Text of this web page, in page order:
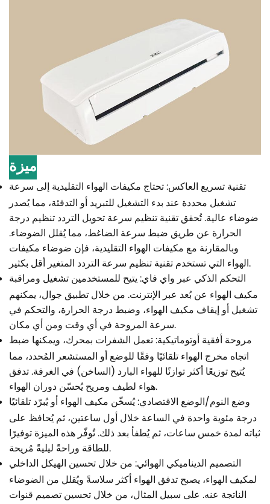
ميزة
تقنية تسريع العاكس: تحتاج مكيفات الهواء التقليدية إلى سرعة
تشغيل محددة عند بدء التشغيل للتبريد أو التدفئة، مما يُصدر
ضوضاء عالية. تُحقق تقنية تنظيم سرعة تحويل التردد تنظيم درجة
الحرارة عن طريق ضبط سرعة الضاغط، مما يُقلل الضوضاء.
وبالمقارنة مع مكيفات الهواء التقليدية، فإن ضوضاء مكيفات
الهواء التي تستخدم تقنية تنظيم سرعة التردد المتغير أقل بكثير.
التحكم الذكي عبر واي فاي: يتيح للمستخدمين تشغيل ومراقبة
مكيف الهواء عن بُعد عبر الإنترنت. من خلال تطبيق جوال، يمكنهم
تشغيل أو إيقاف مكيف الهواء، وضبط درجة الحرارة، والتحكم في
سرعة المروحة في أي وقت ومن أي مكان.
مروحة أفقية أوتوماتيكية: تعمل الشفرات بمحرك، ويمكنها ضبط
اتجاه مخرج الهواء تلقائيًا وفقًا للوضع أو المستشعر المُحدد، مما
يُتيح توزيعًا أكثر توازنًا للهواء البارد (الساخن) في الغرفة. تدفق
هواء لطيف ومريح يُحسّن دوران الهواء.
وضع النوم/الوضع الاقتصادي: يُسخّن مكيف الهواء أو يُبرّد تلقائيًا
درجة مئوية واحدة في الساعة خلال أول ساعتين، ثم يُحافظ على
ثباته لمدة خمس ساعات، ثم يُطفأ بعد ذلك. تُوفّر هذه الميزة توفيرًا
للطاقة وراحةً ليليةً مُريحة.
التصميم الديناميكي الهوائي: من خلال تحسين الهيكل الداخلي
لمكيف الهواء، يصبح تدفق الهواء أكثر سلاسةً ويُقلل من الضوضاء
الناتجة عنه. على سبيل المثال، من خلال تحسين تصميم قنوات